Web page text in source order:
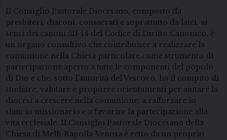
Il Consiglio Pastorale Diocesano, composto da
presbiteri, diaconi, consacrati e soprattutto da laici, ai
sensi dei canoni 511-14 del Codice di Diritto Canonico, è
un organo consultivo che contribuisce a realizzare la
comunione nella Chiesa particolare come strumento di
partecipazione aperto a tutte le componenti del popolo
di Dio e che, sotto l’autorità del Vescovo, ha il compito di
studiare, valutare e proporre orientamenti per aiutare la
diocesi a crescere nella comunione, a rafforzare lo
slancio missionario e a favorire la partecipazione alla
vita ecclesiale. Il Consiglio Pastorale Diocesano della
Chiesa di Melfi-Rapolla-Venosa è retto da un proprio